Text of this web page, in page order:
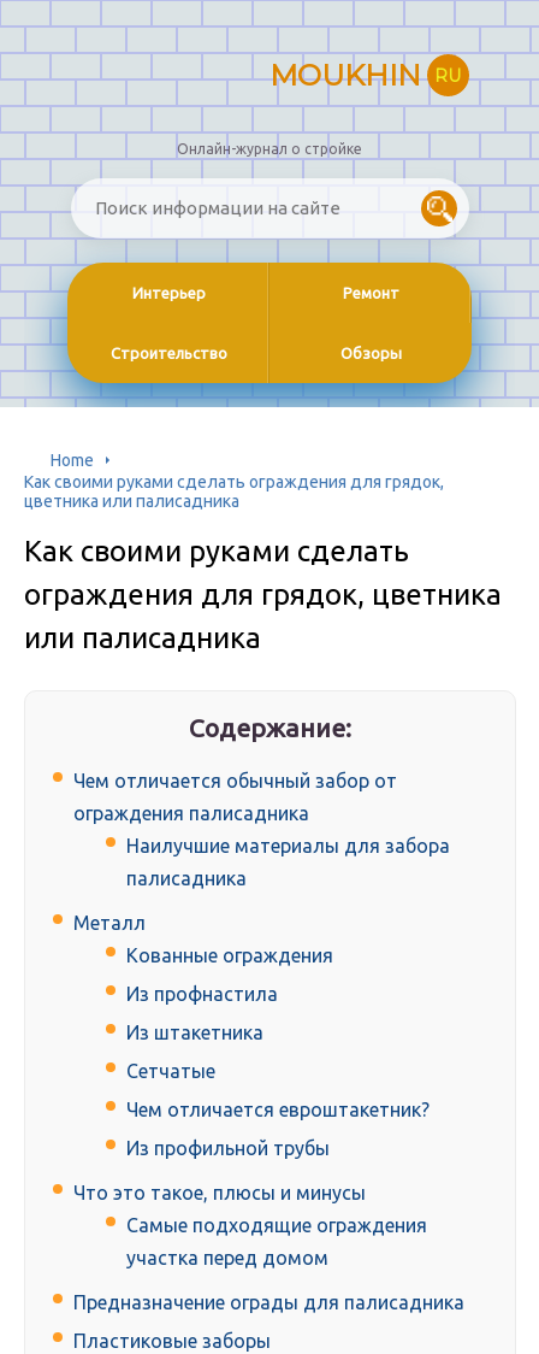
MOUKHIN RU
Онлайн-журнал о стройке
Интерьер Ремонт
Строительство Обзоры
Home
Как своими руками сделать ограждения для грядок,
цветника или палисадника
Как своими руками сделать
ограждения для грядок, цветника
или палисадника
Содержание:
Чем отличается обычный забор от
ограждения палисадника
Наилучшие материалы для забора
палисадника
Металл
Кованные ограждения
Из профнастила
Из штакетника
Сетчатые
Чем отличается евроштакетник?
Из профильной трубы
Что это такое, плюсы и минусы
Самые подходящие ограждения
участка перед домом
Предназначение ограды для палисадника
Пластиковые заборы